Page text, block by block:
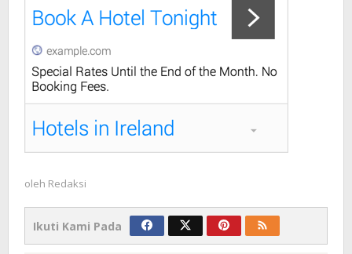
oleh Redaksi
Ikuti Kami Pada